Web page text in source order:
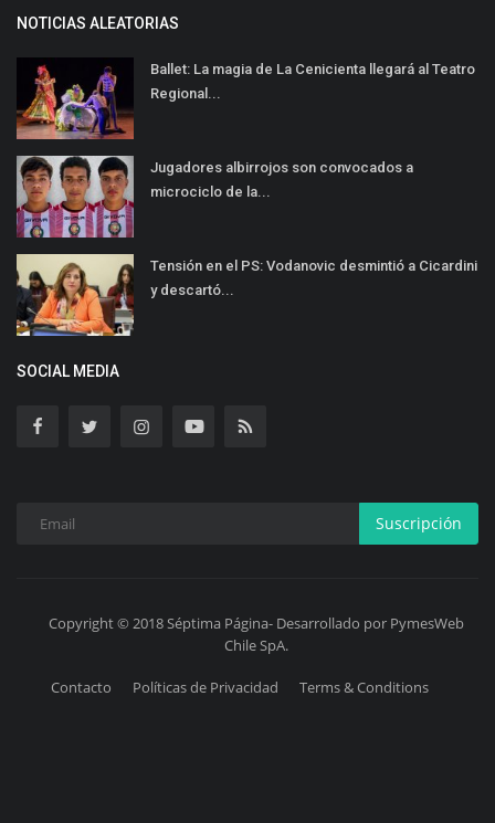
NOTICIAS ALEATORIAS
Ballet: La magia de La Cenicienta llegará al Teatro
Regional...
Jugadores albirrojos son convocados a
microciclo de la...
Tensión en el PS: Vodanovic desmintió a Cicardini
y descartó...
SOCIAL MEDIA
Suscripción
Copyright © 2018 Séptima Página- Desarrollado por PymesWeb
Chile SpA.
Contacto Políticas de Privacidad Terms & Conditions